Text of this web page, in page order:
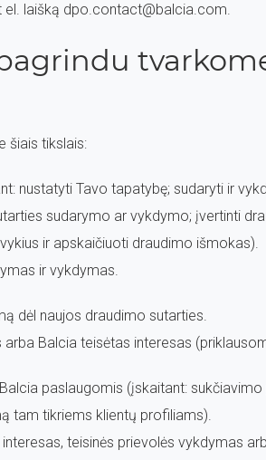
el. laišką dpo.contact@balcia.com.
šiais tikslais:
nustatyti Tavo tapatybę; sudaryti ir
sudarymo ar vykdymo; įvertinti
ir apskaičiuoti draudimo išmokas).
ir vykdymas.
dėl naujos draudimo sutarties.
arba Balcia teisėtas interesas
paslaugomis (įskaitant:
tam tikriems klientų profiliams).
teisinės prievolės vykdymas